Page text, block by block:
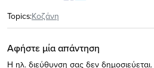
Topics:Κοζάνη
Αφήστε μία απάντηση
Η ηλ. διεύθυνση σας δεν δημοσιεύεται.